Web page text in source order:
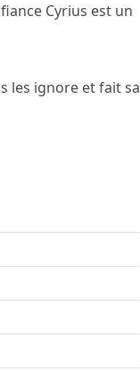
Cyrius est un
les ignore et fait sa